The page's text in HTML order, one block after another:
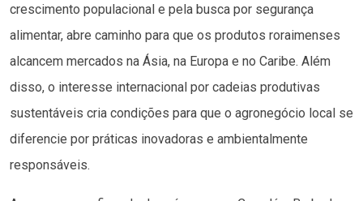
crescimento populacional e pela busca por segurança
alimentar, abre caminho para que os produtos roraimenses
alcancem mercados na Ásia, na Europa e no Caribe. Além
disso, o interesse internacional por cadeias produtivas
sustentáveis cria condições para que o agronegócio local se
diferencie por práticas inovadoras e ambientalmente
responsáveis.